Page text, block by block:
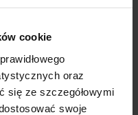
cookie
oraz
się ze szczegółowymi
swoje